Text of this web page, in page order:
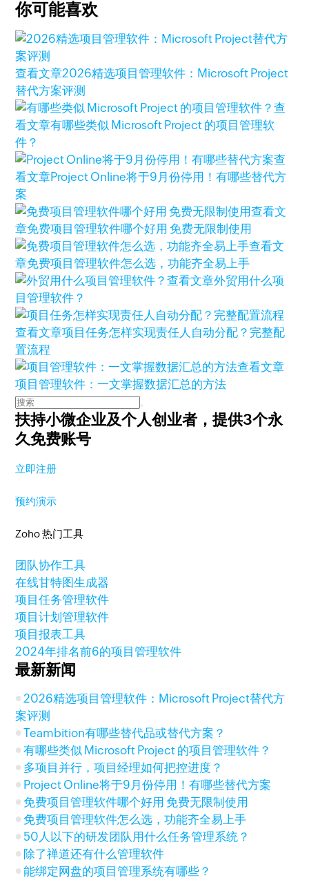
你可能喜欢
查看文章2026精选项目管理软件：Microsoft Project
替代方案评测
查
看文章有哪些类似 Microsoft Project 的项目管理软
件？
查
看文章Project Online将于9月份停用！有哪些替代方
案
查看文
章免费项目管理软件哪个好用 免费无限制使用
查看文
章免费项目管理软件怎么选，功能齐全易上手
查看文章外贸用什么项
目管理软件？
查看文章项目任务怎样实现责任人自动分配？完整配
置流程
查看文章
项目管理软件：一文掌握数据汇总的方法
扶持小微企业及个人创业者，提供3个永
久免费账号
立即注册
预约演示
Zoho 热门工具
团队协作工具
在线甘特图生成器
项目任务管理软件
项目计划管理软件
项目报表工具
2024年排名前6的项目管理软件
最新新闻
2026精选项目管理软件：Microsoft Project替代方
案评测
Teambition有哪些替代品或替代方案？
有哪些类似 Microsoft Project 的项目管理软件？
多项目并行，项目经理如何把控进度？
Project Online将于9月份停用！有哪些替代方案
免费项目管理软件哪个好用 免费无限制使用
免费项目管理软件怎么选，功能齐全易上手
50人以下的研发团队用什么任务管理系统？
除了禅道还有什么管理软件
能绑定网盘的项目管理系统有哪些？